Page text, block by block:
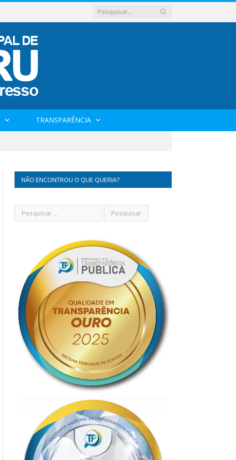
TRANSPARÊNCIA
NÃO ENCONTROU O QUE QUERIA?